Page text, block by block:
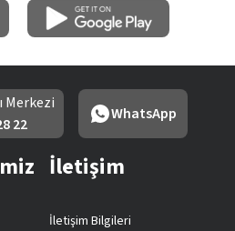
Merkezi
22
WhatsApp
İletişim
İletişim Bilgileri